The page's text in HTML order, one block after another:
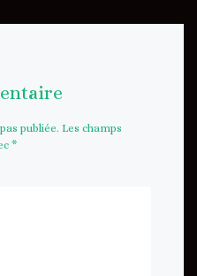
publiée. Les champs
*